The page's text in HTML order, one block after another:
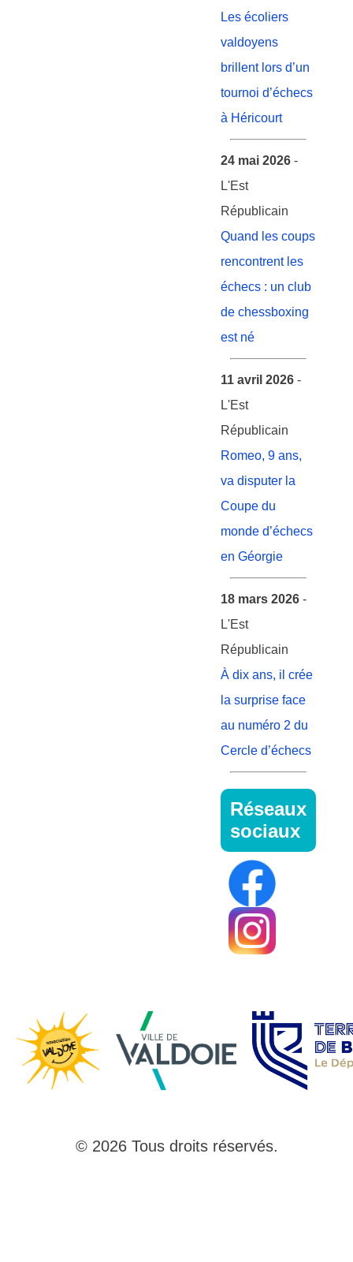
Les écoliers
valdoyens
brillent lors d’un
tournoi d’échecs
à Héricourt
24 mai 2026 -
L'Est
Républicain
Quand les coups
rencontrent les
échecs : un club
de chessboxing
est né
11 avril 2026 -
L'Est
Républicain
Romeo, 9 ans,
va disputer la
Coupe du
monde d’échecs
en Géorgie
18 mars 2026 -
L'Est
Républicain
À dix ans, il crée
la surprise face
au numéro 2 du
Cercle d’échecs
Réseaux
sociaux
© 2026 Tous droits réservés.